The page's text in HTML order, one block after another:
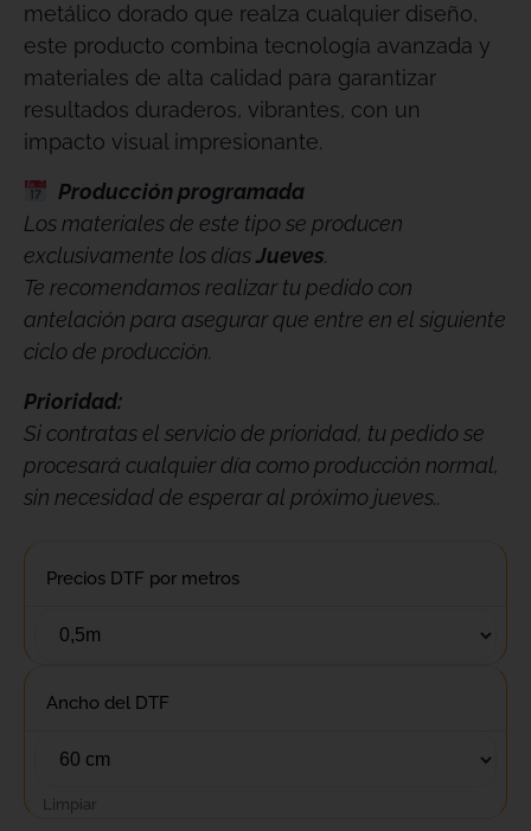
metálico dorado que realza cualquier diseño,
este producto combina tecnología avanzada y
materiales de alta calidad para garantizar
resultados duraderos, vibrantes, con un
impacto visual impresionante.
Producción programada
Los materiales de este tipo se producen
exclusivamente los díasJueves.
Te recomendamos realizar tu pedido con
antelación para asegurar que entre en el siguiente
ciclo de producción.
Prioridad:
Si contratas el servicio de prioridad, tu pedido se
procesará cualquier día como producción normal,
sin necesidad de esperar al próximo jueves..
Precios DTF por metros
Ancho del DTF
Limpiar